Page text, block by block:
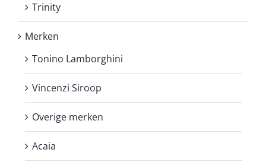
Trinity
Merken
Tonino Lamborghini
Vincenzi Siroop
Overige merken
Acaia